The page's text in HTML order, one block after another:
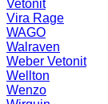
Vetonit
Vira Rage
WAGO
Walraven
Weber Vetonit
Wellton
Wenzo